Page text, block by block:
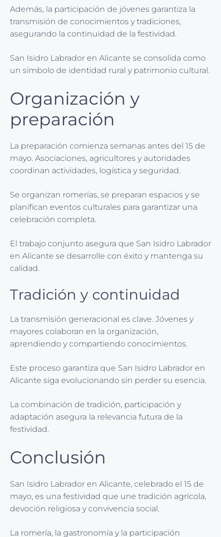
Además, la participación de jóvenes garantiza la
transmisión de conocimientos y tradiciones,
asegurando la continuidad de la festividad.
San Isidro Labrador en Alicante se consolida como
un símbolo de identidad rural y patrimonio cultural.
Organización y
preparación
La preparación comienza semanas antes del 15 de
mayo. Asociaciones, agricultores y autoridades
coordinan actividades, logística y seguridad.
Se organizan romerías, se preparan espacios y se
planifican eventos culturales para garantizar una
celebración completa.
El trabajo conjunto asegura que San Isidro Labrador
en Alicante se desarrolle con éxito y mantenga su
calidad.
Tradición y continuidad
La transmisión generacional es clave. Jóvenes y
mayores colaboran en la organización,
aprendiendo y compartiendo conocimientos.
Este proceso garantiza que San Isidro Labrador en
Alicante siga evolucionando sin perder su esencia.
La combinación de tradición, participación y
adaptación asegura la relevancia futura de la
festividad.
Conclusión
San Isidro Labrador en Alicante, celebrado el 15 de
mayo, es una festividad que une tradición agrícola,
devoción religiosa y convivencia social.
La romería, la gastronomía y la participación